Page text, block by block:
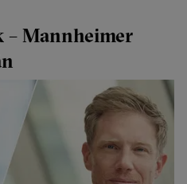
– Mannheimer